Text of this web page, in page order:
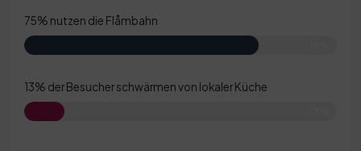
75% nutzen die Flåmbahn
13% der Besucher schwärmen von lokaler Küche